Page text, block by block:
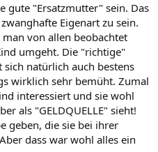
gute "Ersatzmutter" sein. Das
Eigenart zu sein.
von allen beobachtet
umgeht. Die "richtige"
natürlich auch bestens
wirklich sehr bemüht. Zumal
interessiert und sie wohl
als "GELDQUELLE" sieht!
geben, die sie bei ihrer
dass war wohl alles ein